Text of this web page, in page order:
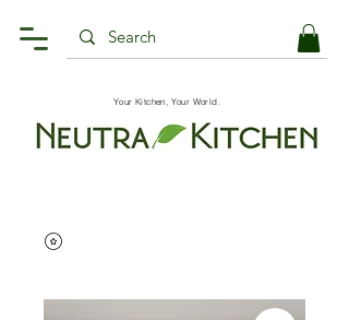
Your Kitchen, Your World.